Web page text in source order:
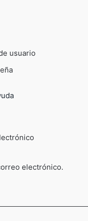
usuario
electrónico.